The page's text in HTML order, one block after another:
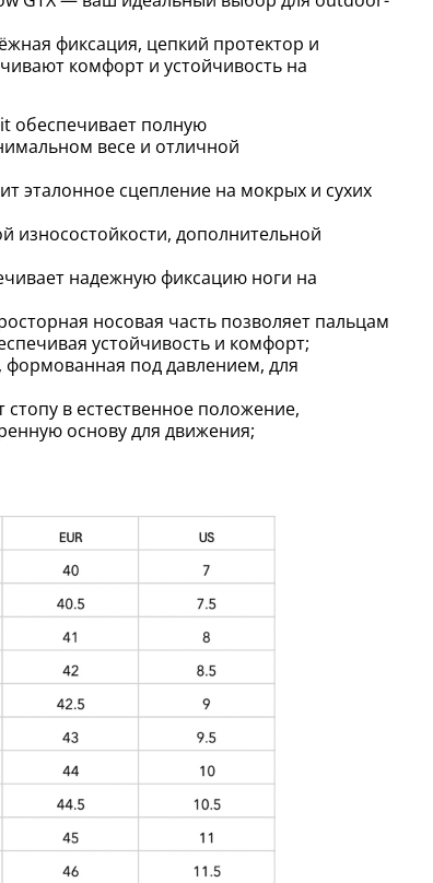
фиксация, цепкий протектор и
комфорт и устойчивость на
обеспечивает полную
весе и отличной
эталонное сцепление на мокрых и сухих
дополнительной
надежную фиксацию ноги на
носовая часть позволяет пальцам
устойчивость и комфорт;
под давлением, для
в естественное положение,
основу для движения;